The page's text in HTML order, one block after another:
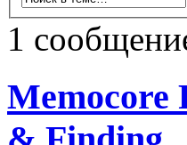
1
Memocore